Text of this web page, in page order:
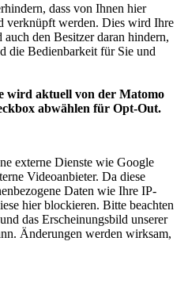
dass von Ihnen hier
verknüpft werden. Dies wird Ihre
den Besitzer daran hindern,
die Bedienbarkeit für Sie und
wird aktuell von der Matomo
abwählen für Opt-Out.
externe Dienste wie Google
Videoanbieter. Da diese
Daten wie Ihre IP-
hier blockieren. Bitte beachten
das Erscheinungsbild unserer
Änderungen werden wirksam,